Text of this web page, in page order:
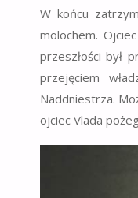
W końcu
molochem.
przeszłości był
przejęciem
Naddniestrza.
ojciec Vlada